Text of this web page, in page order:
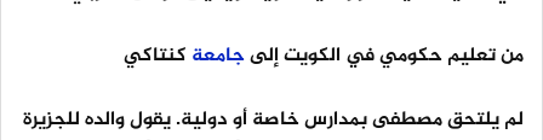
من تعليم حكومي في الكويت إلىجامعة كنتاكي
لم يلتحق مصطفى بمدارس خاصة أو دولية. يقول والده للجزيرة